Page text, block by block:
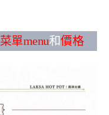
菜單menu和價格